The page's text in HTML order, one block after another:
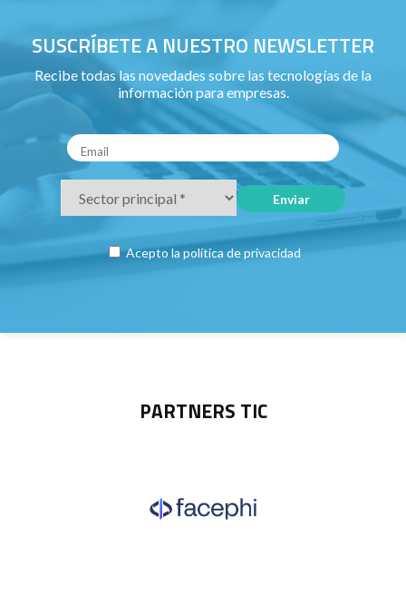
SUSCRÍBETE A NUESTRO NEWSLETTER
Recibe todas las novedades sobre las tecnologías de la
información para empresas.
Acepto la política de privacidad
PARTNERS TIC